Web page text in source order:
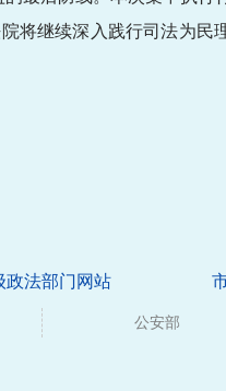
将继续深入践行司法为
政法部门网站
公安部